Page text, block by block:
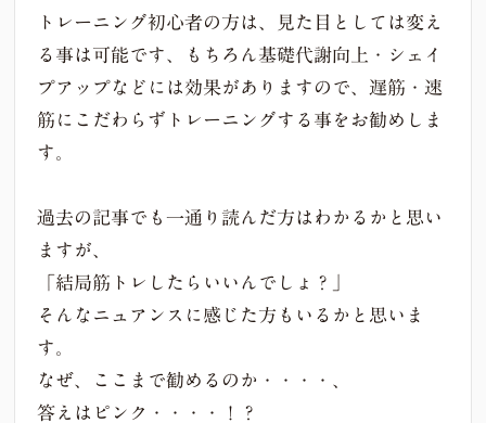
トレーニング初心者の方は、見た目としては変え
る事は可能です、もちろん基礎代謝向上・シェイ
プアップなどには効果がありますので、遅筋・速
筋にこだわらずトレーニングする事をお勧めしま
す。
過去の記事でも一通り読んだ方はわかるかと思い
ますが、
「結局筋トレしたらいいんでしょ？」
そんなニュアンスに感じた方もいるかと思いま
す。
なぜ、ここまで勧めるのか・・・・、
答えはピンク・・・・！？